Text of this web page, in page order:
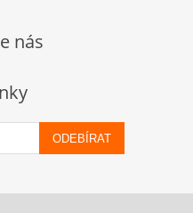
nás
ODEBÍRAT